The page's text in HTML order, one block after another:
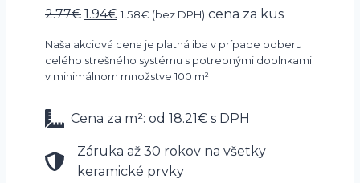
2.77€ Pôvodná
bola:
2.77€.
1.94€Aktuálna
je:
1.94€.
1.58€ (bez DPH) cena za kus
Naša akciová cena je platná iba v prípade odberu
celého strešného systému s potrebnými doplnkami
v minimálnom množstve 100 m²
Cena za m²: od 18.21€ s DPH
Záruka až 30 rokov na všetky
keramické prvky